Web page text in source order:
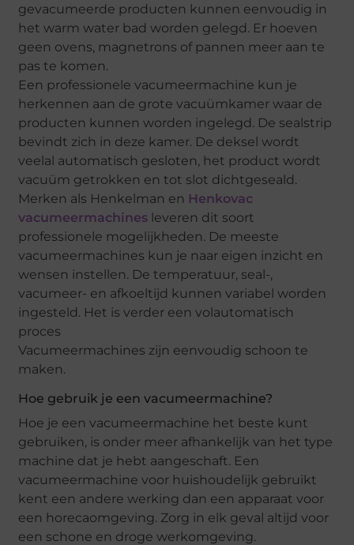
gevacumeerde producten kunnen eenvoudig in
het warm water bad worden gelegd. Er hoeven
geen ovens, magnetrons of pannen meer aan te
pas te komen.
Een professionele vacumeermachine kun je
herkennen aan de grote vacuümkamer waar de
producten kunnen worden ingelegd. De sealstrip
bevindt zich in deze kamer. De deksel wordt
veelal automatisch gesloten, het product wordt
vacuüm getrokken en tot slot dichtgeseald.
Merken als Henkelman en Henkovac
vacumeermachines leveren dit soort
professionele mogelijkheden. De meeste
vacumeermachines kun je naar eigen inzicht en
wensen instellen. De temperatuur, seal-,
vacumeer- en afkoeltijd kunnen variabel worden
ingesteld. Het is verder een volautomatisch
proces
Vacumeermachines zijn eenvoudig schoon te
maken.
Hoe gebruik je een vacumeermachine?
Hoe je een vacumeermachine het beste kunt
gebruiken, is onder meer afhankelijk van het type
machine dat je hebt aangeschaft. Een
vacumeermachine voor huishoudelijk gebruikt
kent een andere werking dan een apparaat voor
een horecaomgeving. Zorg in elk geval altijd voor
een schone en droge werkomgeving.